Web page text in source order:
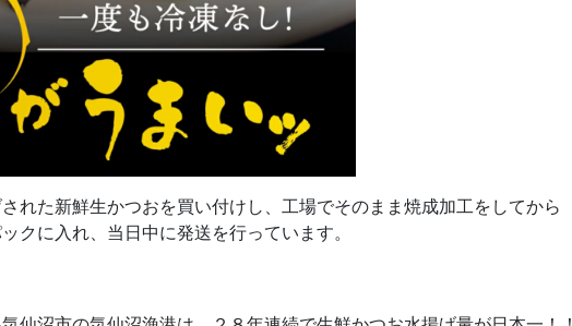
れた新鮮生かつおを買い付けし、工場でそのまま焼成加工をしてから
クに入れ、当日中に発送を行っています。